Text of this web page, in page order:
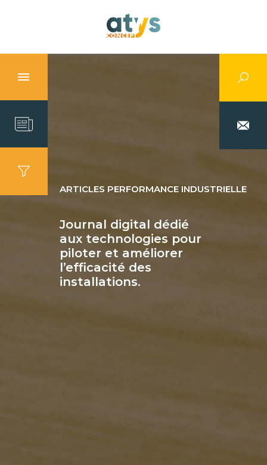
ARTICLES PERFORMANCE INDUSTRIELLE
Journal digital dédié
aux technologies pour
piloter et améliorer
l’efficacité des
installations.